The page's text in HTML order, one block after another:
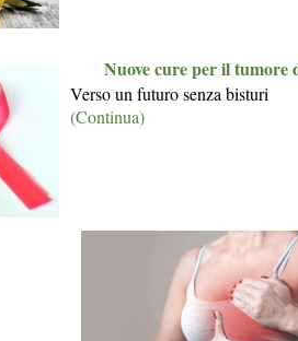
Nuove cure per il tumore
Verso un futuro senza bisturi
(Continua)